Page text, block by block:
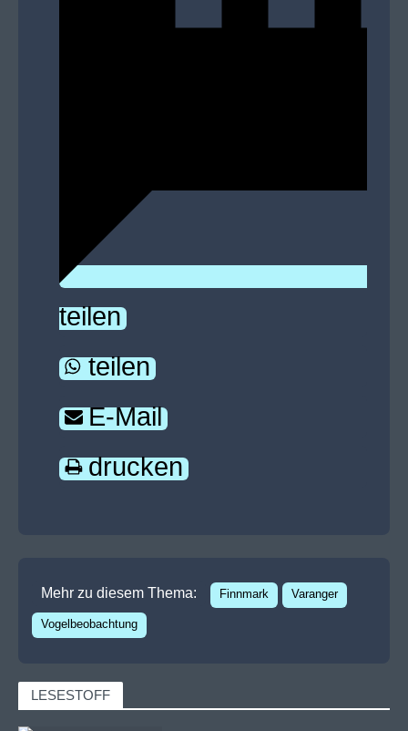
teilen
teilen
E-Mail
drucken
Mehr zu diesem Thema: Finnmark Varanger
Vogelbeobachtung
LESESTOFF